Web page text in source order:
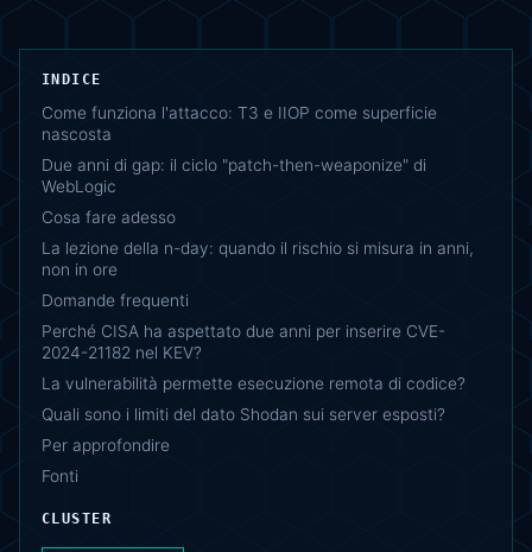
INDICE
Come funziona l'attacco: T3 e IIOP come superficie
nascosta
Due anni di gap: il ciclo "patch-then-weaponize" di
WebLogic
Cosa fare adesso
La lezione della n-day: quando il rischio si misura in anni,
non in ore
Domande frequenti
Perché CISA ha aspettato due anni per inserire CVE-
2024-21182 nel KEV?
La vulnerabilità permette esecuzione remota di codice?
Quali sono i limiti del dato Shodan sui server esposti?
Per approfondire
Fonti
CLUSTER